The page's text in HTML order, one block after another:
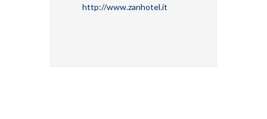
http://www.zanhotel.it